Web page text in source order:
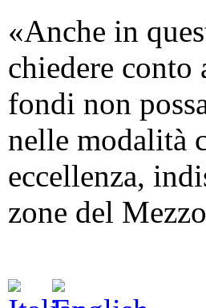
«Anche in
chiedere conto
fondi non
nelle modalità
eccellenza,
zone del